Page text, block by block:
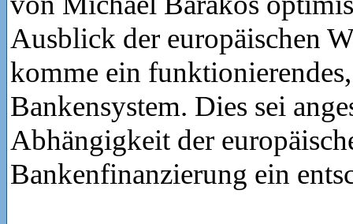
Ausblick der europäischen
komme ein
Bankensystem. Dies sei
Abhängigkeit der
Bankenfinanzierung ein